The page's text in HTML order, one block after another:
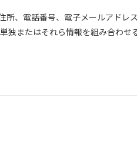
、電話番号、電子メールアドレ
またはそれら情報を組み合わ